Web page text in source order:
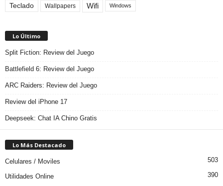
Teclado Wallpapers Wifi Windows
Lo Último
Split Fiction: Review del Juego
Battlefield 6: Review del Juego
ARC Raiders: Review del Juego
Review del iPhone 17
Deepseek: Chat IA Chino Gratis
Lo Más Destacado
Celulares / Moviles 503
Utilidades Online 390